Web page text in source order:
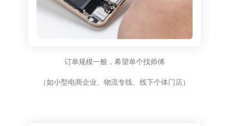
订单规模一般，希望单个找师傅
（如小型电商企业、物流专线、线下个体门店）